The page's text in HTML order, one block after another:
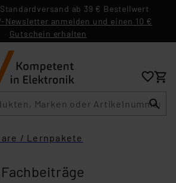
ab 39 € Bestellwert
Newsletter anmelden und einen 10 €
Gutschein erhalten
/ Lernpakete
Fachbeiträge